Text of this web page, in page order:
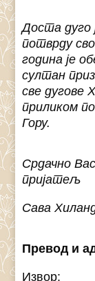
Доста дуго
потврду
година је
султан
све дугове
приликом
Гору.
Срдачно
пријатељ
Сава
Превод и
Извор: